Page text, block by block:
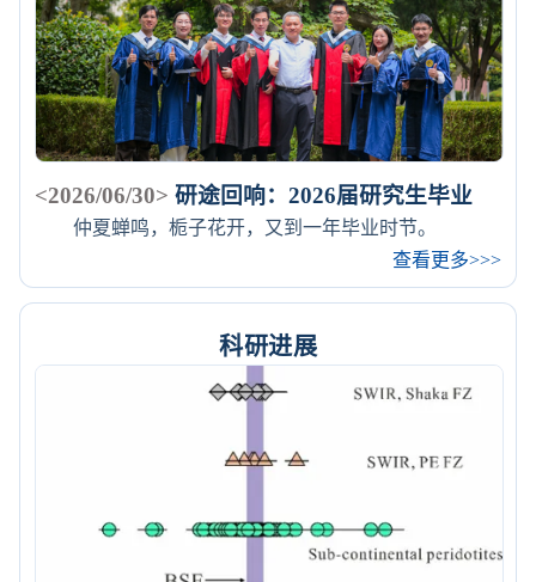
<2026/06/30> 研途回响：2026届研究生毕业
仲夏蝉鸣，栀子花开，又到一年毕业时节。
查看更多>>>
科研进展